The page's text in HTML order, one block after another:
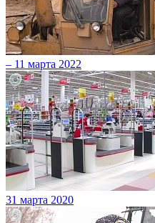
– 11 марта 2022
31 марта 2020